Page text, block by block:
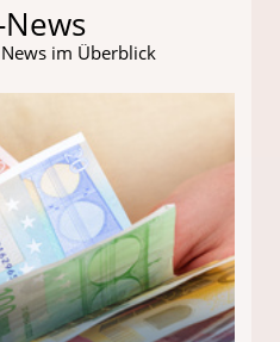
im Überblick